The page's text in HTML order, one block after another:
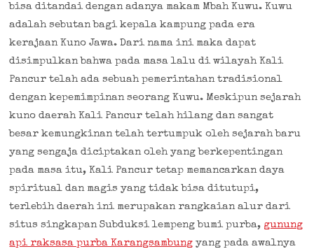
bisa ditandai dengan adanya makam Mbah Kuwu. Kuwu
adalah sebutan bagi kepala kampung pada era
kerajaan Kuno Jawa. Dari nama ini maka dapat
disimpulkan bahwa pada masa lalu di wilayah Kali
Pancur telah ada sebuah pemerintahan tradisional
dengan kepemimpinan seorang Kuwu. Meskipun sejarah
kuno daerah Kali Pancur telah hilang dan sangat
besar kemungkinan telah tertumpuk oleh sejarah baru
yang sengaja diciptakan oleh yang berkepentingan
pada masa itu, Kali Pancur tetap memancarkan daya
spiritual dan magis yang tidak bisa ditutupi,
terlebih daerah ini merupakan rangkaian alur dari
situs singkapan Subduksi lempeng bumi purba, gunung
api raksasa purba Karangsambung yang pada awalnya